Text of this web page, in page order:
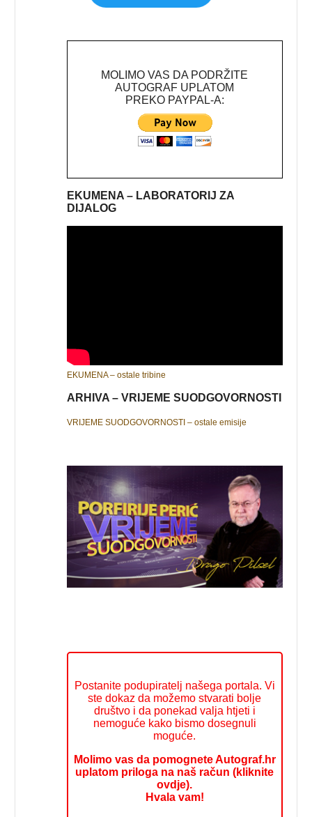
MOLIMO VAS DA PODRŽITE
AUTOGRAF UPLATOM
PREKO PAYPAL-A:
EKUMENA – LABORATORIJ ZA
DIJALOG
EKUMENA – ostale tribine
ARHIVA – VRIJEME SUODGOVORNOSTI
VRIJEME SUODGOVORNOSTI – ostale emisije
Postanite podupiratelj našega portala. Vi
ste dokaz da možemo stvarati bolje
društvo i da ponekad valja htjeti i
nemoguće kako bismo dosegnuli
moguće.
Molimo vas da pomognete Autograf.hr
uplatom priloga na naš račun (kliknite
ovdje).
Hvala vam!